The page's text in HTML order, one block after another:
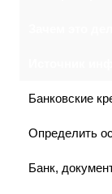
Банковские
Определить
Банк,